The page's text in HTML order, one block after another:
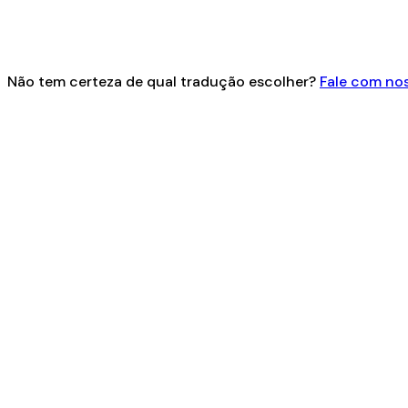
Não tem certeza de qual tradução escolher? Fale com